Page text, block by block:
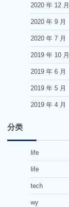
2020 年 12 月
2020 年 9 月
2020 年 7 月
2019 年 10 月
2019 年 6 月
2019 年 5 月
2019 年 4 月
分类
life
life
tech
wy